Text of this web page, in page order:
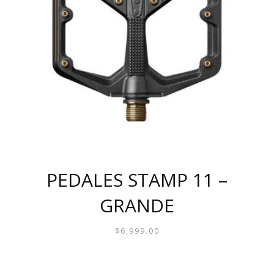
SE
PUEDEN
ELEGIR
EN
LA
PÁGINA
DE
PEDALES STAMP 11 –
GRANDE
$ 6,999.00